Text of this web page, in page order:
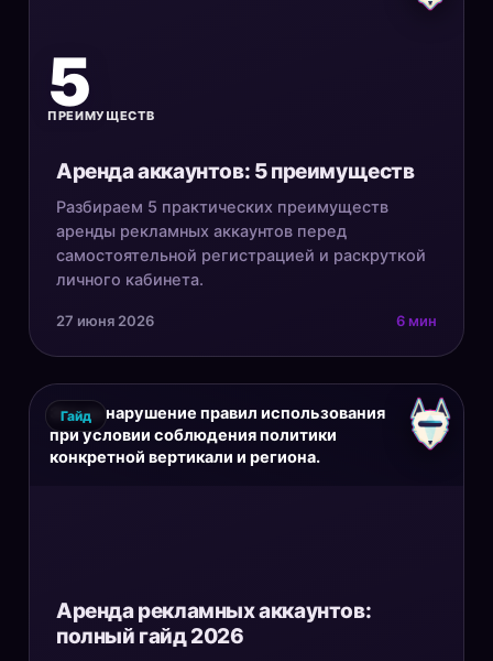
5
ПРЕИМУЩЕСТВ
Аренда аккаунтов: 5 преимуществ
Разбираем 5 практических преимуществ
аренды рекламных аккаунтов перед
самостоятельной регистрацией и раскруткой
личного кабинета.
27 июня 2026 6 мин
Это не нарушение правил использования
при условии соблюдения политики
конкретной вертикали и региона.
Гайд
Аренда рекламных аккаунтов:
полный гайд 2026